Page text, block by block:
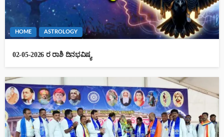
HOME ASTROLOGY
02-05-2026 ರ ರಾಶಿ ದಿನಭವಿಷ್ಯ